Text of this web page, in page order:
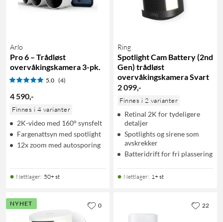
Arlo
Pro 6 – Trådløst
overvåkingskamera 3-pk.
5.0 (4)
4 590,-
Finnes i 4 varianter
2K-video med 160° synsfelt
Fargenattsyn med spotlight
12x zoom med autosporing
Nettlager: 50+ st
Ring
Spotlight Cam Battery (2nd
Gen) trådløst
overvåkingskamera Svart
2 099,-
Finnes i 2 varianter
Retinal 2K for tydeligere
detaljer
Spotlights og sirene som
avskrekker
Batteridrift for fri plassering
Nettlager: 1+ st
NYHET 0 22